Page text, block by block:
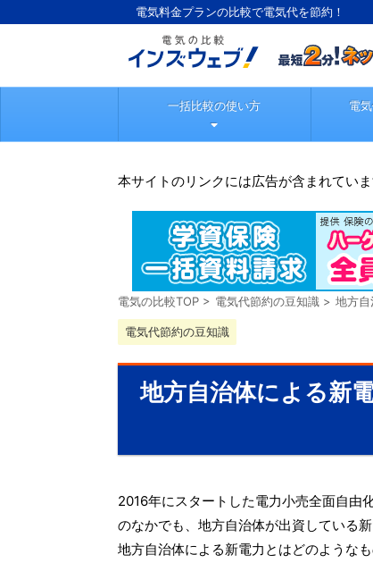
電気料金プランの比較で電気代を節約！
一括比較の使い方 電
本サイトのリンクには広告が含まれていま
電気の比較TOP > 電気代節約の豆知識 > 地方自
電気代節約の豆知識
地方自治体による新
2016年にスタートした電力小売全面自由
のなかでも、地方自治体が出資している
地方自治体による新電力とはどのような